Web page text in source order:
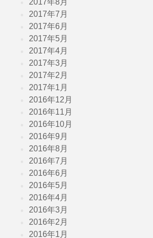
2017年8月
2017年7月
2017年6月
2017年5月
2017年4月
2017年3月
2017年2月
2017年1月
2016年12月
2016年11月
2016年10月
2016年9月
2016年8月
2016年7月
2016年6月
2016年5月
2016年4月
2016年3月
2016年2月
2016年1月